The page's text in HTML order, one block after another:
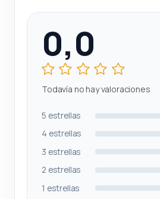
0,0
Todavía no hay valoraciones
5 estrellas
4 estrellas
3 estrellas
2 estrellas
1 estrellas